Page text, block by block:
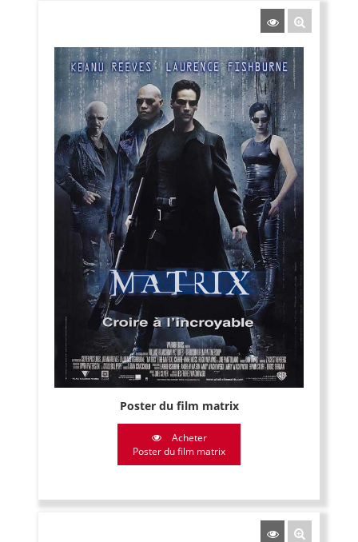
Poster du film matrix
Acheter
Poster du film matrix